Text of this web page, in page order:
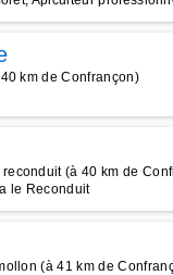
km de Confrançon)
(à 40 km de
le Reconduit
(à 41 km de